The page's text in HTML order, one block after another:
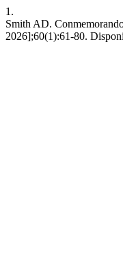
1.
Smith AD.
2026];60(1):61-80.